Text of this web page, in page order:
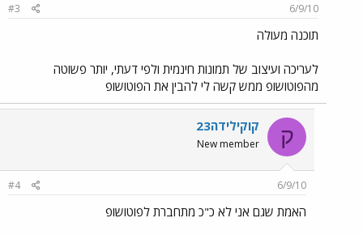
6/9/10
#3
תוכנה מעולה
לעריכה ועיצוב של תמונות חינמית ולפי דעתי, יותר פשוטה
מהפוטושופ ממש קשה לי להבין את הפוטושופ
ק קוקילידה23
New member
6/9/10
#4
האמת שגם אני לא כ"כ מתחברת לפוטושופ